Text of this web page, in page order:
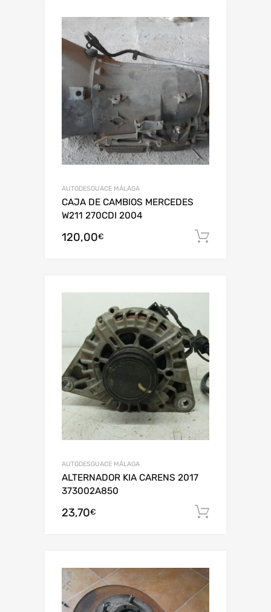
AUTODESGUACE MÁLAGA
CAJA DE CAMBIOS MERCEDES
W211 270CDI 2004
120,00€
AUTODESGUACE MÁLAGA
ALTERNADOR KIA CARENS 2017
373002A850
23,70€